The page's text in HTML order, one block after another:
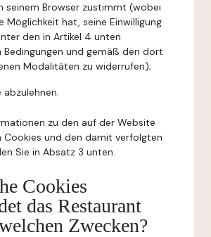
seinem Browser zustimmt (wobei
Möglichkeit hat, seine Einwilligung
den in Artikel 4 unten
Bedingungen und gemäß den dort
Modalitäten zu widerrufen);
abzulehnen.
zu den auf der Website
Cookies und den damit verfolgten
Sie in Absatz 3 unten.
Cookies
das Restaurant
Zwecken?